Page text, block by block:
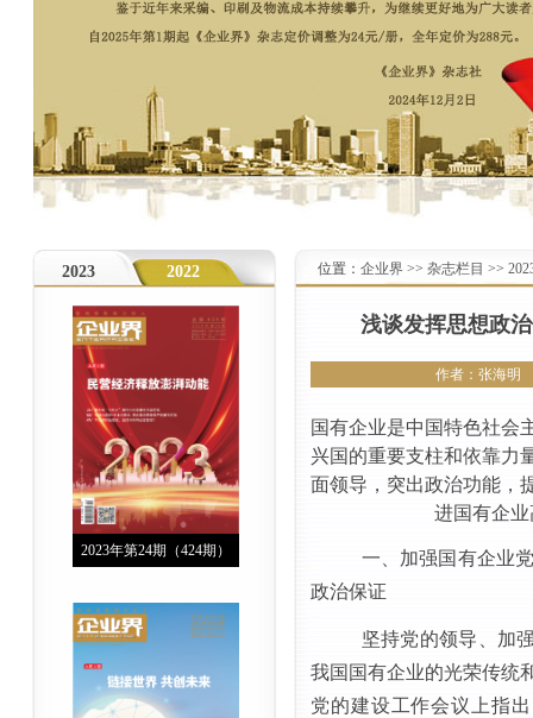
2023 2022
2023年第24期（424期）
位置： 企业界 >> 杂志栏目 >>
浅谈发挥思想政
作者：张海
国有企业是中国特色社会
兴国的重要支柱和依靠力
面领导，突出政治功能，
进国有企
一、加强国有企业
政治保证
坚持党的领导、加
我国国有企业的光荣传统
党的建设工作会议上指